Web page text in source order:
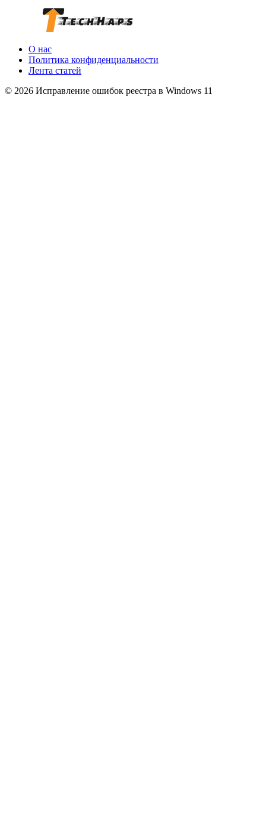
О нас
Политика конфиденциальности
Лента статей
© 2026 Исправление ошибок реестра в Windows 11